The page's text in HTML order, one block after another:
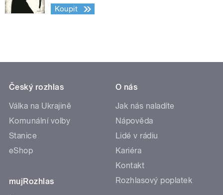
Koupit
Český rozhlas
Válka na Ukrajině
Komunální volby
Stanice
eShop
mujRozhlas
O nás
Jak nás naladíte
Nápověda
Lidé v rádiu
Kariéra
Kontakt
Rozhlasový poplatek